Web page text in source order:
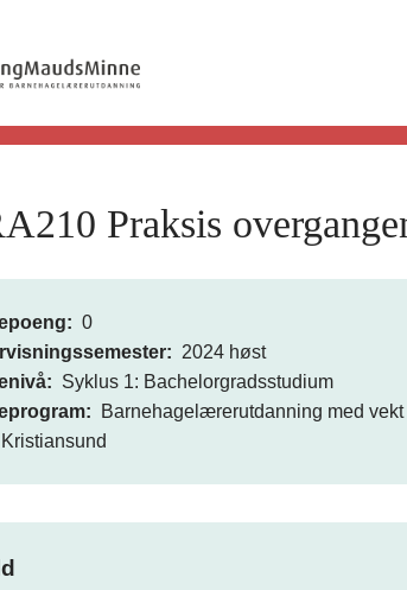
Praksis
0
2024 høst
Syklus 1: Bachelorgradsstudium
Barnehagelærerutdanning med